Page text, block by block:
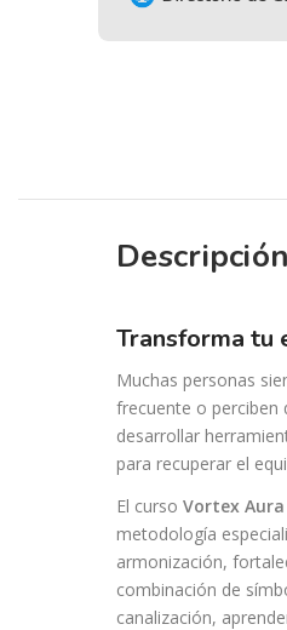
transforma
Muchas personas
frecuente o perciben
desarrollar
para recuperar el
El curso Vortex
metodología
armonización,
combinación de
canalización,